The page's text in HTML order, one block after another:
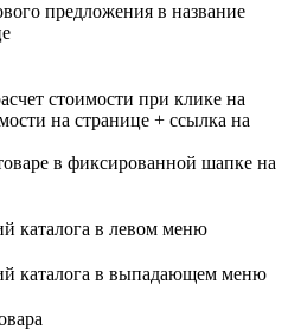
предложения в название
стоимости при клике на
на странице + ссылка на
в фиксированной шапке на
каталога в левом меню
каталога в выпадающем меню